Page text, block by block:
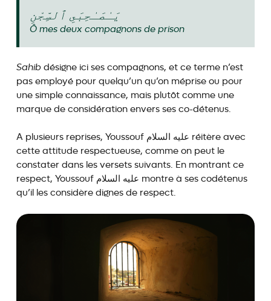
يَـٰصَـٰحِبَىِ ٱلسِّجْنِ
Ô mes deux compagnons de prison
Sahib désigne ici ses compagnons, et ce terme n’est
pas employé pour quelqu’un qu’on méprise ou pour
une simple connaissance, mais plutôt comme une
marque de considération envers ses co-détenus.
A plusieurs reprises, Youssouf عليه السلام réitère avec
cette attitude respectueuse, comme on peut le
constater dans les versets suivants. En montrant ce
respect, Youssouf عليه السلام montre à ses codétenus
qu’il les considère dignes de respect.